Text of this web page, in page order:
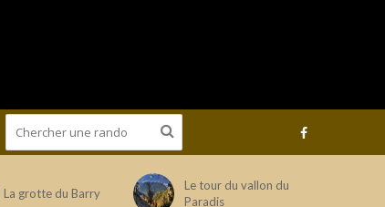
La grotte du Barry
Le tour du vallon du
Paradis